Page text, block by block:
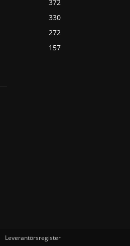
372
330
272
157
Leverantörsregister